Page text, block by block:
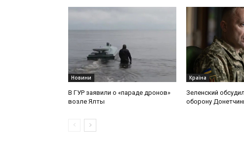
Новини
В ГУР заявили о «параде дронов»
возле Ялты
Країна
Зеленский
оборону